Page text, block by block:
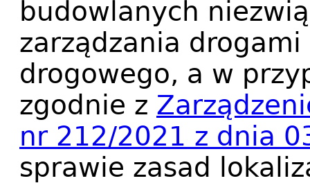
budowlanych
zarządzania
drogowego, a w
zgodnie z
nr 212/2021 z dnia
sprawie zasad